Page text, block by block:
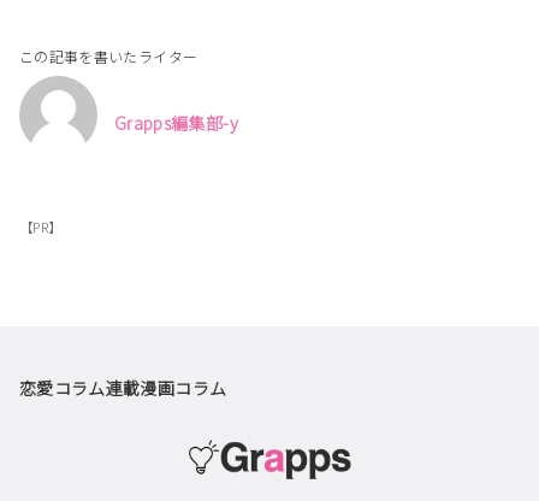
この記事を書いたライター
Grapps編集部-y
【PR】
恋愛コラム連載漫画コラム